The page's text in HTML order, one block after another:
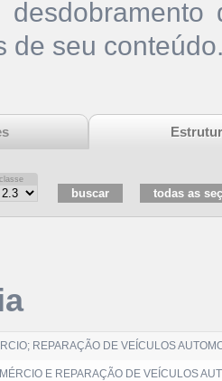
de seu
REPARAÇÃO DE VEÍCULOS
E REPARAÇÃO DE VEÍCULOS